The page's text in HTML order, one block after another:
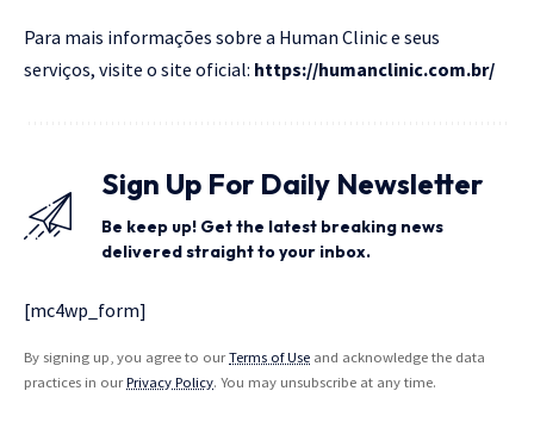
Para mais informações sobre a Human Clinic e seus
serviços, visite o site oficial: https://humanclinic.com.br/
Sign Up For Daily Newsletter
Be keep up! Get the latest breaking news
delivered straight to your inbox.
[mc4wp_form]
By signing up, you agree to ourTerms of Use and acknowledge the data
practices in ourPrivacy Policy. You may unsubscribe at any time.